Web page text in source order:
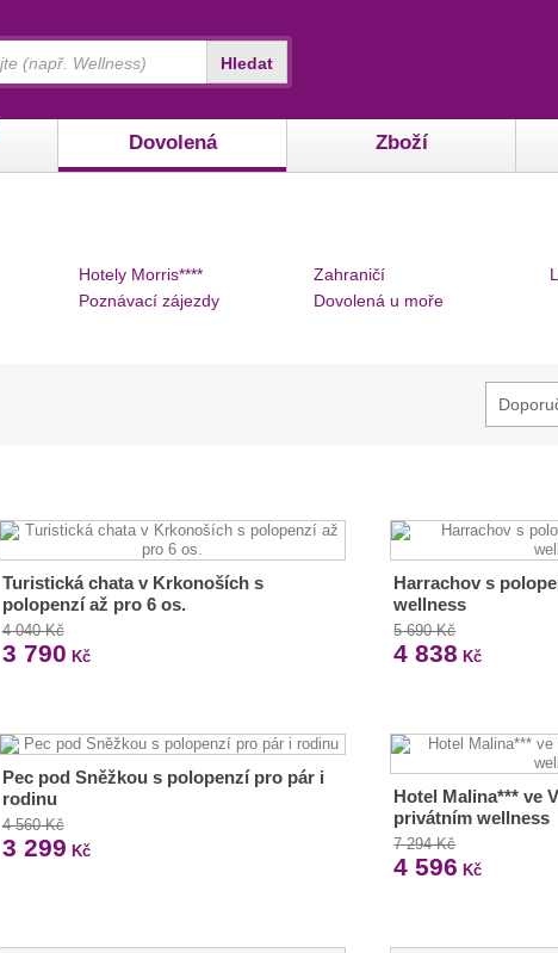
Dovolená Zboží
Hledat
Hotely Morris****
Poznávací zájezdy
Zahraničí
Dovolená u moře
Turistická chata v Krkonoších s
polopenzí až pro 6 os.
4 040 Kč
3 790 Kč
Harrachov s
wellness
5 690 Kč
4 838 Kč
Pec pod Sněžkou s polopenzí pro pár i
rodinu
4 560 Kč
3 299 Kč
Hotel Malina*** ve
privátním wellness
7 294 Kč
4 596 Kč